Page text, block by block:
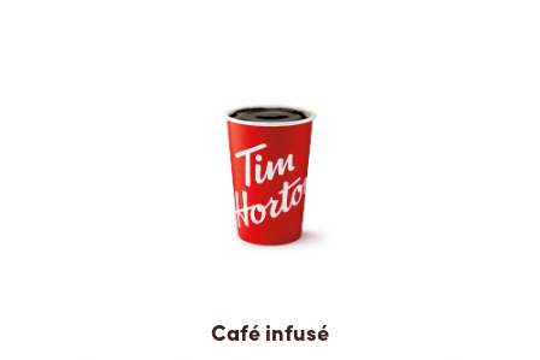
Café infusé